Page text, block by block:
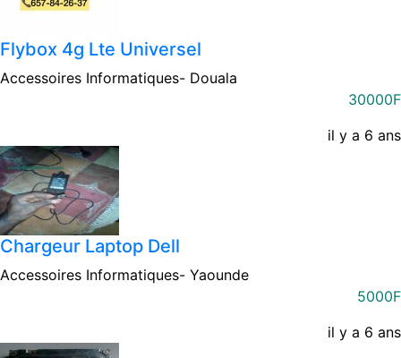
Flybox 4g Lte Universel
Accessoires Informatiques- Douala
30000F
il y a 6 ans
Chargeur Laptop Dell
Accessoires Informatiques- Yaounde
5000F
il y a 6 ans